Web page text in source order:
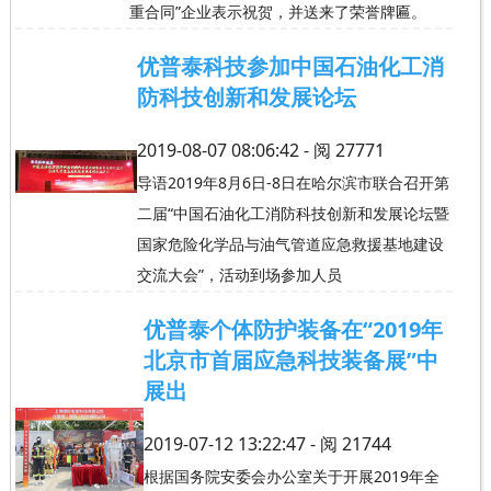
重合同”企业表示祝贺，并送来了荣誉牌匾。
优普泰科技参加中国石油化工消
防科技创新和发展论坛
2019-08-07 08:06:42 - 阅 27771
导语2019年8月6日-8日在哈尔滨市联合召开第
二届“中国石油化工消防科技创新和发展论坛暨
国家危险化学品与油气管道应急救援基地建设
交流大会”，活动到场参加人员
优普泰个体防护装备在“2019年
北京市首届应急科技装备展”中
展出
2019-07-12 13:22:47 - 阅 21744
根据国务院安委会办公室关于开展2019年全